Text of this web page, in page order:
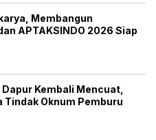
Membangun
APTAKSINDO 2026 Siap
Kembali Mencuat,
Tindak Oknum Pemburu